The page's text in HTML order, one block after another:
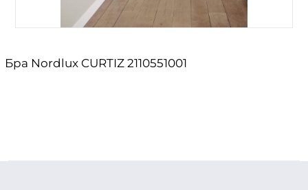
Бра Nordlux CURTIZ 2110551001